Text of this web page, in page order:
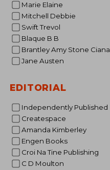
Marie Elaine
Mitchell Debbie
Swift Trevol
Blaque B B
Brantley Amy Stone Ciana
Jane Austen
EDITORIAL
Independently Published
Createspace
Amanda Kimberley
Engen Books
Croi Na Tine Publishing
C D Moulton